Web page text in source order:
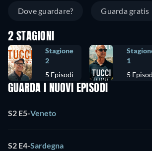
Dove guardare? Guarda gratis
2 STAGIONI
Stagione
2
5 Episodi
1
5
GUARDA I NUOVI EPISODI
S2 E5-Veneto
S2 E4-Sardegna